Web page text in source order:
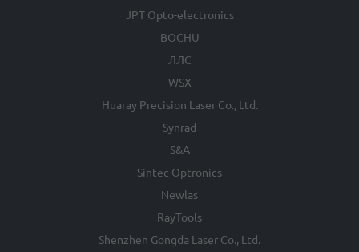
JPT Opto-electronics
BOCHU
ЛЛС
WSX
Huaray Precision Laser Co., Ltd.
Synrad
S&A
Sintec Optronics
Newlas
RayTools
Shenzhen Gongda Laser Co., Ltd.